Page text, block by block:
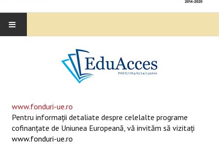
SUPORT EDUCAȚIONAL MATEMATICĂ- INFORMATICĂ
SERVICII PSIHO-SOCIALE
www.fonduri-ue.ro
Pentru informaţii detaliate despre celelalte programe
cofinanţate de Uniunea Europeană, vă invităm să vizitaţi
www.fonduri-ue.ro